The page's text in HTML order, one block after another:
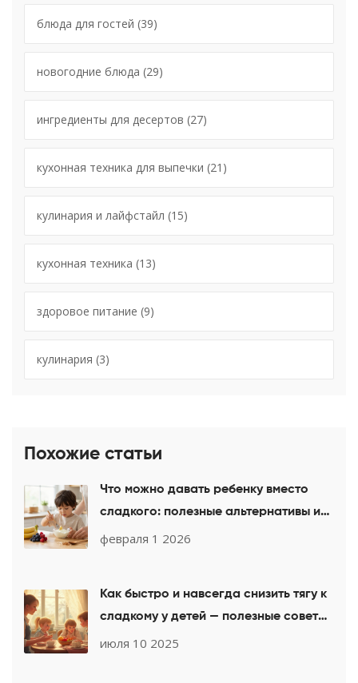
блюда для гостей (39)
новогодние блюда (29)
ингредиенты для десертов (27)
кухонная техника для выпечки (21)
кулинария и лайфстайл (15)
кухонная техника (13)
здоровое питание (9)
кулинария (3)
Похожие статьи
Что можно давать ребенку вместо
сладкого: полезные альтернативы и
простые рецепты
февраля 1 2026
Как быстро и навсегда снизить тягу к
сладкому у детей — полезные советы
родителям
июля 10 2025